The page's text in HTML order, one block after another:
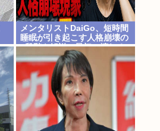
メンタリストDaiGo、短時間
睡眠が引き起こす人格崩壊の
5段階を解説…最初に壊れる
のは眠気ではなく「心の余
白」